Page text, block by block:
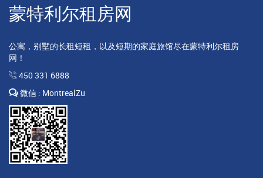
蒙特利尔租房网
公寓，别墅的长租短租，以及短期的家庭旅馆尽在蒙特利尔租房
网！
450 331 6888
微信 : MontrealZu